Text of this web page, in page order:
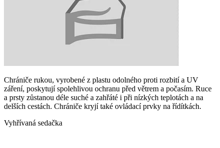
Chrániče rukou, vyrobené z plastu odolného proti rozbití a UV
záření, poskytují spolehlivou ochranu před větrem a počasím. Ruce
a prsty zůstanou déle suché a zahřáté i při nízkých teplotách a na
delších cestách. Chrániče kryjí také ovládací prvky na řídítkách.
Vyhřívaná sedačka